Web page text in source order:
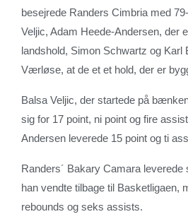
besejrede Randers Cimbria med
Veljic, Adam Heede-Andersen, der
landshold, Simon Schwartz og Karl
Værløse, at de et et hold, der er
Balsa Veljic, der startede på
sig for 17 point, ni point og fire
Andersen leverede 15 point og ti
Randers´ Bakary Camara
han vendte tilbage til Basketligaen,
rebounds og seks assists.